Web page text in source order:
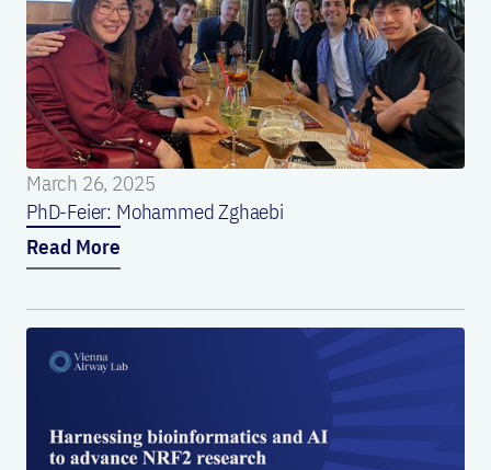
March 26, 2025
PhD-Feier: Mohammed Zghaebi
Read More